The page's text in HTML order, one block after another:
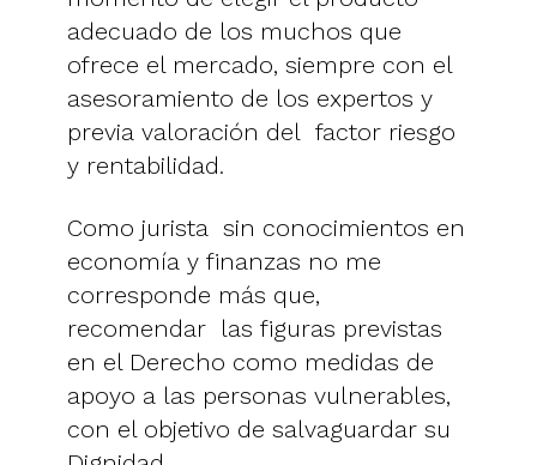
adecuado de los muchos que
ofrece el mercado, siempre con el
asesoramiento de los expertos y
previa valoración del factor riesgo
y rentabilidad.
Como jurista sin conocimientos en
economía y finanzas no me
corresponde más que,
recomendar las figuras previstas
en el Derecho como medidas de
apoyo a las personas vulnerables,
con el objetivo de salvaguardar su